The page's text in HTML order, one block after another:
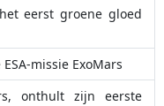
eerst groene gloed
missie ExoMars
onthult zijn eerste